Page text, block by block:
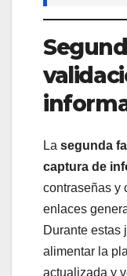
La segunda
captura de
contraseñas y
enlaces
Durante estas
alimentar la
actualizada y